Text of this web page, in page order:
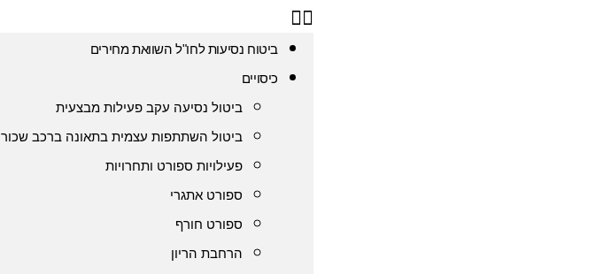
ביטוח נסיעות לחו"ל השוואת מחירים
כיסויים
ביטול נסיעה עקב פעילות מבצעית
ביטול השתתפות עצמית בתאונה ברכב שכור
פעילויות ספורט ותחרויות
ספורט אתגרי
ספורט חורף
הרחבת הריון